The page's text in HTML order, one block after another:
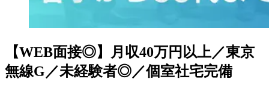
【WEB面接◎】月収40万円以上／東京
無線G／未経験者◎／個室社宅完備